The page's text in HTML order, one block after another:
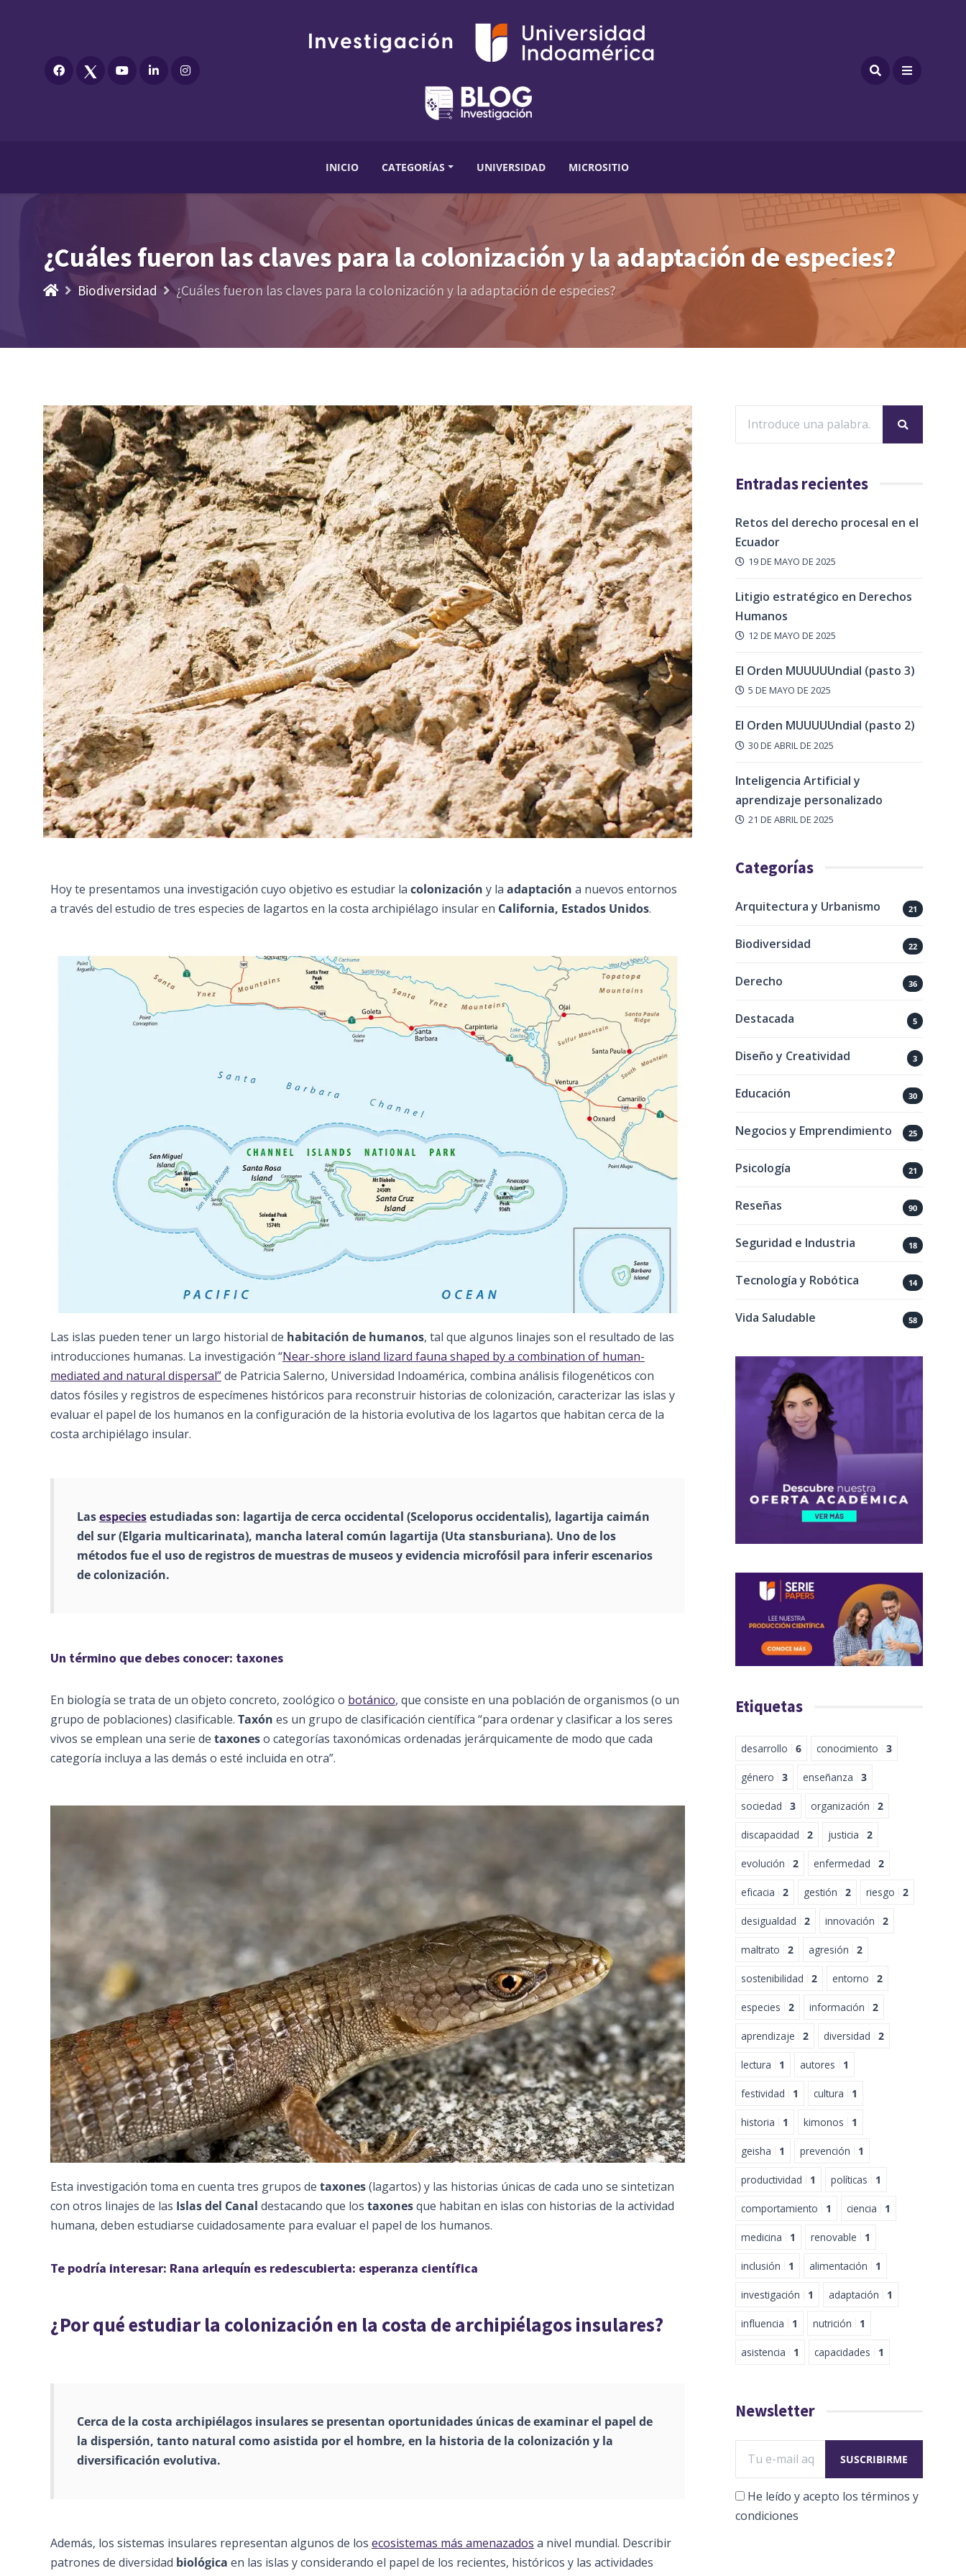
INICIO CATEGORÍAS UNIVERSIDAD MICROSITIO
¿Cuáles fueron las claves para la colonización y la adaptación de especies?
Biodiversidad ¿Cuáles fueron las claves para la colonización y la adaptación de especies?
Hoy te presentamos una investigación cuyo objetivo es estudiar la colonización y la adaptación a nuevos entornos
a través del estudio de tres especies de lagartos en la costa archipiélago insular en California, Estados Unidos.
Las islas pueden tener un largo historial de habitación de humanos, tal que algunos linajes son el resultado de las
introducciones humanas. La investigación “Near-shore island lizard fauna shaped by a combination of human-
mediated and natural dispersal”de Patricia Salerno, Universidad Indoamérica, combina análisis filogenéticos con
datos fósiles y registros de especímenes históricos para reconstruir historias de colonización, caracterizar las islas y
evaluar el papel de los humanos en la configuración de la historia evolutiva de los lagartos que habitan cerca de la
costa archipiélago insular.
Lasespeciesestudiadas son: lagartija de cerca occidental (Sceloporus occidentalis), lagartija caimán
del sur (Elgaria multicarinata), mancha lateral común lagartija (Uta stansburiana). Uno de los
métodos fue el uso de registros de muestras de museos y evidencia microfósil para inferir escenarios
de colonización.
Un término que debes conocer: taxones
En biología se trata de un objeto concreto, zoológico o botánico, que consiste en una población de organismos (o un
grupo de poblaciones) clasificable. Taxón es un grupo de clasificación científica “para ordenar y clasificar a los seres
vivos se emplean una serie de taxoneso categorías taxonómicas ordenadas jerárquicamente de modo que cada
categoría incluya a las demás o esté incluida en otra”.
Esta investigación toma en cuenta tres grupos de taxones(lagartos) y las historias únicas de cada uno se sintetizan
con otros linajes de las Islas del Canal destacando que los taxonesque habitan en islas con historias de la actividad
humana, deben estudiarse cuidadosamente para evaluar el papel de los humanos.
Te podría interesar: Rana arlequín es redescubierta: esperanza científica
¿Por qué estudiar la colonización en la costa de archipiélagos insulares?
Cerca de la costa archipiélagos insulares se presentan oportunidades únicas de examinar el papel de
la dispersión, tanto natural como asistida por el hombre, en la historia de la colonización y la
diversificación evolutiva.
Además, los sistemas insulares representan algunos de los ecosistemas más amenazados a nivel mundial. Describir
patrones de diversidad biológica en las islas y considerando el papel de los recientes, históricos y las actividades
Entradas recientes
Retos del derecho procesal en el
Ecuador
19 DE MAYO DE 2025
Litigio estratégico en Derechos
Humanos
12 DE MAYO DE 2025
El Orden MUUUUUndial (pasto 3)
5 DE MAYO DE 2025
El Orden MUUUUUndial (pasto 2)
30 DE ABRIL DE 2025
Inteligencia Artificial y
aprendizaje personalizado
21 DE ABRIL DE 2025
Categorías
Arquitectura y Urbanismo 21
Biodiversidad 22
Derecho 36
Destacada 5
Diseño y Creatividad 3
Educación 30
Negocios y Emprendimiento 25
Psicología 21
Reseñas 90
Seguridad e Industria 18
Tecnología y Robótica 14
Vida Saludable 58
Etiquetas
desarrollo 6 conocimiento 3
género 3 enseñanza 3
sociedad 3 organización 2
discapacidad 2 justicia 2
evolución 2 enfermedad 2
eficacia 2 gestión 2 riesgo 2
desigualdad 2 innovación 2
maltrato 2 agresión 2
sostenibilidad 2 entorno 2
especies 2 información 2
aprendizaje 2 diversidad 2
lectura 1 autores 1
festividad 1 cultura 1
historia 1 kimonos 1
geisha 1 prevención 1
productividad 1 políticas 1
comportamiento 1 ciencia 1
medicina 1 renovable 1
inclusión 1 alimentación 1
investigación 1 adaptación 1
influencia 1 nutrición 1
asistencia 1 capacidades 1
Newsletter
He leído y acepto los términos y
condiciones